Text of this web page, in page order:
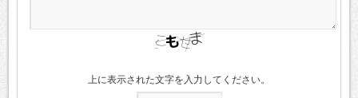
上に表示された文字を入力してください。